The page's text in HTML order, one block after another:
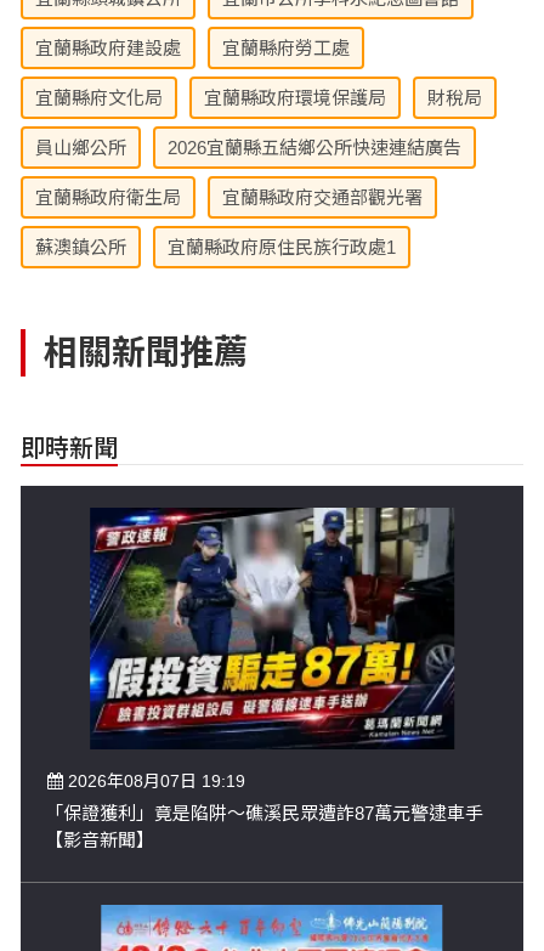
宜蘭縣政府建設處 宜蘭縣府勞工處
宜蘭縣府文化局 宜蘭縣政府環境保護局 財稅局
員山鄉公所 2026宜蘭縣五結鄉公所快速連結廣告
宜蘭縣政府衛生局 宜蘭縣政府交通部觀光署
蘇澳鎮公所 宜蘭縣政府原住民族行政處1
相關新聞推薦
即時新聞
2026年08月07日 19:19
「保證獲利」竟是陷阱～礁溪民眾遭詐87萬元警逮車手
【影音新聞】